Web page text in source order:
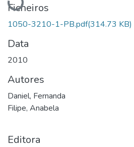
Ficheiros
1050-3210-1-PB.pdf(314.73 KB)
Data
2010
Autores
Daniel, Fernanda
Filipe, Anabela
Editora